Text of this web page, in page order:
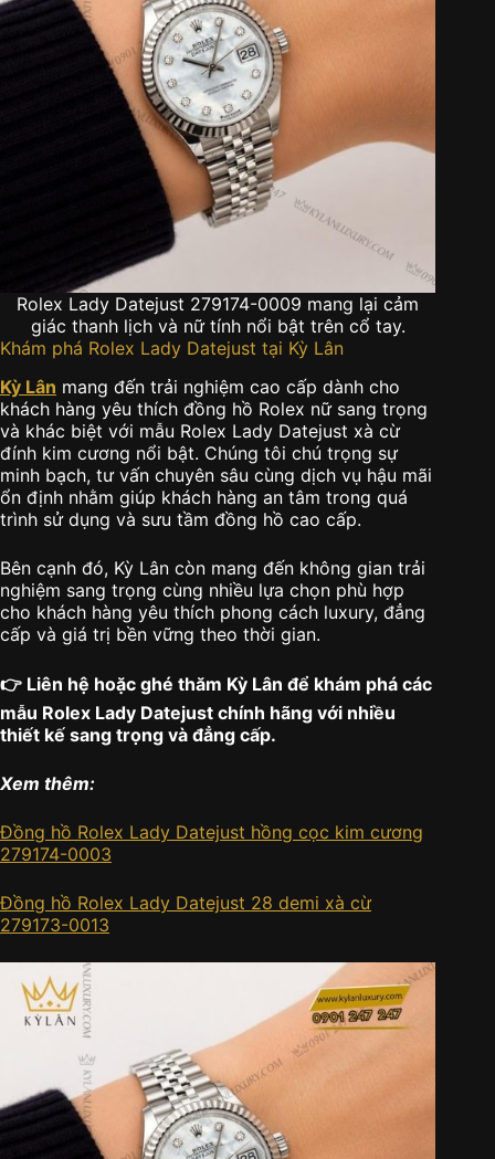
Rolex Lady Datejust 279174-0009 mang lại cảm
giác thanh lịch và nữ tính nổi bật trên cổ tay.
Khám phá Rolex Lady Datejust tại Kỳ Lân
Kỳ Lân mang đến trải nghiệm cao cấp dành cho
khách hàng yêu thích đồng hồ Rolex nữ sang trọng
và khác biệt với mẫu Rolex Lady Datejust xà cừ
đính kim cương nổi bật. Chúng tôi chú trọng sự
minh bạch, tư vấn chuyên sâu cùng dịch vụ hậu mãi
ổn định nhằm giúp khách hàng an tâm trong quá
trình sử dụng và sưu tầm đồng hồ cao cấp.
Bên cạnh đó, Kỳ Lân còn mang đến không gian trải
nghiệm sang trọng cùng nhiều lựa chọn phù hợp
cho khách hàng yêu thích phong cách luxury, đẳng
cấp và giá trị bền vững theo thời gian.
👉 Liên hệ hoặc ghé thăm Kỳ Lân để khám phá các
mẫu Rolex Lady Datejust chính hãng với nhiều
thiết kế sang trọng và đẳng cấp.
Xem thêm:
Đồng hồ Rolex Lady Datejust hồng cọc kim cương
279174-0003
Đồng hồ Rolex Lady Datejust 28 demi xà cừ
279173-0013